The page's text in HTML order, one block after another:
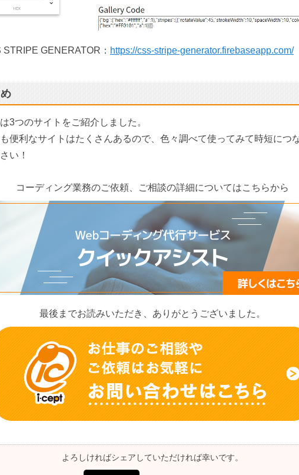
STRIPE GENERATOR： https://css-stripe-generator.firebaseapp.com/
3つのサイトをご紹介しました。
便利なサイトはたくさんあるので、色々調べて使ってみて時短につ
い！
コーディング業務のご依頼、ご相談の詳細についてはこちらから
最後までお読みいただき、ありがとうございました。
よろしければシェアしていただければ幸いです。